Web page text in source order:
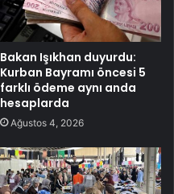
Bakan Işıkhan duyurdu:
Kurban Bayramı öncesi 5
farklı ödeme aynı anda
hesaplarda
Ağustos 4, 2026